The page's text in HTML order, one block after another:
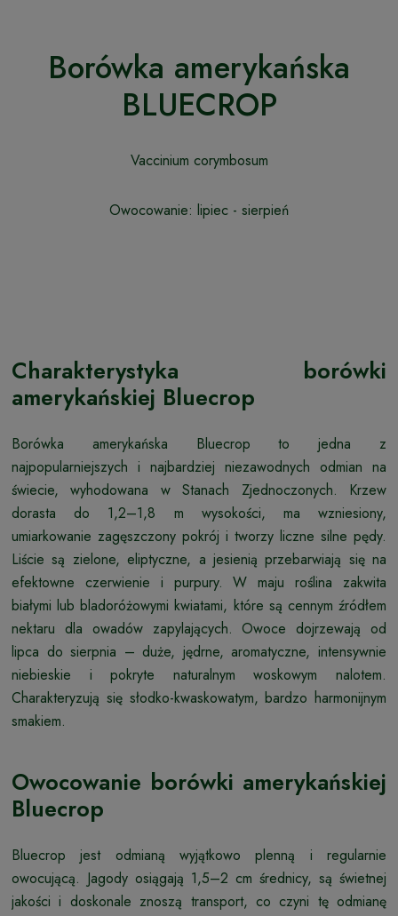
Borówka amerykańska
BLUECROP
Vaccinium corymbosum
Owocowanie: lipiec - sierpień
Charakterystyka borówki
amerykańskiej Bluecrop
Borówka amerykańska Bluecrop to jedna z
najpopularniejszych i najbardziej niezawodnych odmian na
świecie, wyhodowana w Stanach Zjednoczonych. Krzew
dorasta do 1,2–1,8 m wysokości, ma wzniesiony,
umiarkowanie zagęszczony pokrój i tworzy liczne silne pędy.
Liście są zielone, eliptyczne, a jesienią przebarwiają się na
efektowne czerwienie i purpury. W maju roślina zakwita
białymi lub bladoróżowymi kwiatami, które są cennym źródłem
nektaru dla owadów zapylających. Owoce dojrzewają od
lipca do sierpnia – duże, jędrne, aromatyczne, intensywnie
niebieskie i pokryte naturalnym woskowym nalotem.
Charakteryzują się słodko-kwaskowatym, bardzo harmonijnym
smakiem.
Owocowanie borówki amerykańskiej
Bluecrop
Bluecrop jest odmianą wyjątkowo plenną i regularnie
owocującą. Jagody osiągają 1,5–2 cm średnicy, są świetnej
jakości i doskonale znoszą transport, co czyni tę odmianę